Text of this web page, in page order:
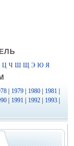
Ц Ч Ш Щ Э Ю Я
1979 1980 1981
1991 1992 1993